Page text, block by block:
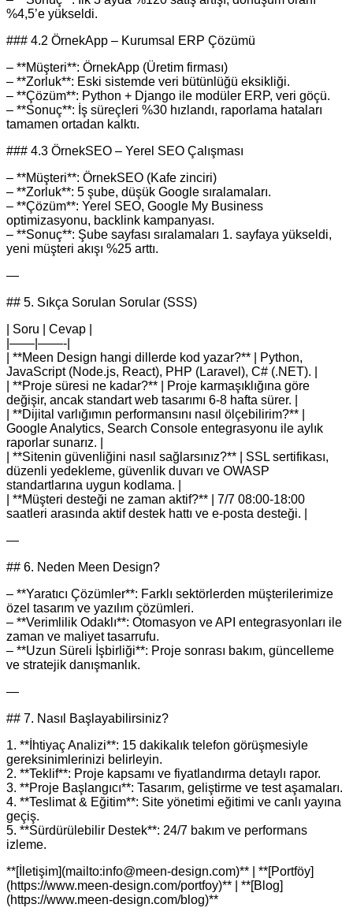
%4,5’e yükseldi.
### 4.2 ÖrnekApp – Kurumsal ERP Çözümü
– **Müşteri**: ÖrnekApp (Üretim firması)
– **Zorluk**: Eski sistemde veri bütünlüğü eksikliği.
– **Çözüm**: Python + Django ile modüler ERP, veri göçü.
– **Sonuç**: İş süreçleri %30 hızlandı, raporlama hataları
tamamen ortadan kalktı.
### 4.3 ÖrnekSEO – Yerel SEO Çalışması
– **Müşteri**: ÖrnekSEO (Kafe zinciri)
– **Zorluk**: 5 şube, düşük Google sıralamaları.
– **Çözüm**: Yerel SEO, Google My Business
optimizasyonu, backlink kampanyası.
– **Sonuç**: Şube sayfası sıralamaları 1. sayfaya yükseldi,
yeni müşteri akışı %25 arttı.
—
## 5. Sıkça Sorulan Sorular (SSS)
| Soru | Cevap |
|——|——-|
| **Meen Design hangi dillerde kod yazar?** | Python,
JavaScript (Node.js, React), PHP (Laravel), C# (.NET). |
| **Proje süresi ne kadar?** | Proje karmaşıklığına göre
değişir, ancak standart web tasarımı 6‑8 hafta sürer. |
| **Dijital varlığımın performansını nasıl ölçebilirim?** |
Google Analytics, Search Console entegrasyonu ile aylık
raporlar sunarız. |
| **Sitenin güvenliğini nasıl sağlarsınız?** | SSL sertifikası,
düzenli yedekleme, güvenlik duvarı ve OWASP
standartlarına uygun kodlama. |
| **Müşteri desteği ne zaman aktif?** | 7/7 08:00‑18:00
saatleri arasında aktif destek hattı ve e‑posta desteği. |
—
## 6. Neden Meen Design?
– **Yaratıcı Çözümler**: Farklı sektörlerden müşterilerimize
özel tasarım ve yazılım çözümleri.
– **Verimlilik Odaklı**: Otomasyon ve API entegrasyonları ile
zaman ve maliyet tasarrufu.
– **Uzun Süreli İşbirliği**: Proje sonrası bakım, güncelleme
ve stratejik danışmanlık.
—
## 7. Nasıl Başlayabilirsiniz?
1. **İhtiyaç Analizi**: 15 dakikalık telefon görüşmesiyle
gereksinimlerinizi belirleyin.
2. **Teklif**: Proje kapsamı ve fiyatlandırma detaylı rapor.
3. **Proje Başlangıcı**: Tasarım, geliştirme ve test aşamaları.
4. **Teslimat & Eğitim**: Site yönetimi eğitimi ve canlı yayına
geçiş.
5. **Sürdürülebilir Destek**: 24/7 bakım ve performans
izleme.
**[İletişim](mailto:info@meen-design.com)** | **[Portföy]
(https://www.meen-design.com/portfoy)** | **[Blog]
(https://www.meen-design.com/blog)**